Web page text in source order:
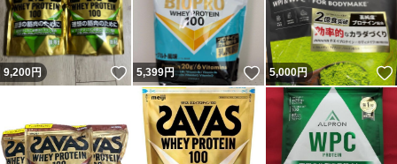
9,200円 いいね！
5,399円 いいね！
5,000円